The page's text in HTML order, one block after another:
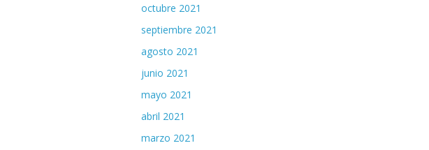
octubre 2021
septiembre 2021
agosto 2021
junio 2021
mayo 2021
abril 2021
marzo 2021